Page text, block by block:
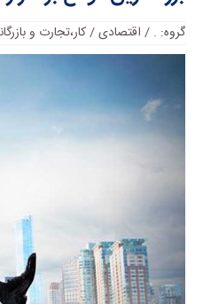
گروه: .
/ اقتصادی / کار،تجارت و